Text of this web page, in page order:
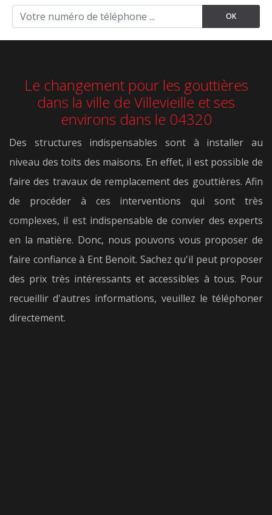
Le changement pour les gouttières
dans la ville de Villevieille et ses
environs dans le 04320
Des structures indispensables sont à installer au
niveau des toits des maisons. En effet, il est possible de
faire des travaux de remplacement des gouttières. Afin
de procéder à ces interventions qui sont très
complexes, il est indispensable de convier des experts
en la matière. Donc, nous pouvons vous proposer de
faire confiance à Ent Benoit. Sachez qu'il peut proposer
des prix très intéressants et accessibles à tous. Pour
recueillir d'autres informations, veuillez le téléphoner
directement.